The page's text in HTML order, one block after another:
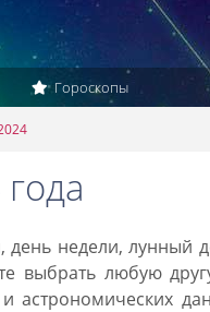
Гороскопы
день недели,
выбрать любую
астрономических